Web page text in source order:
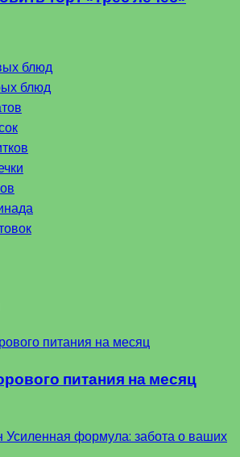
блюд
блюд
питания на месяц